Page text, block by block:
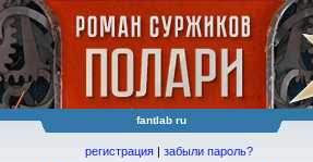
fantlab ru
регистрация | забыли пароль?